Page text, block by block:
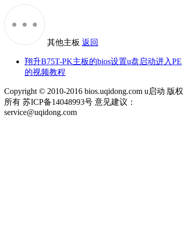
其他主板 返回
翔升B75T-PK主板的bios设置u盘启动进入PE
的视频教程
Copyright © 2010-2016 bios.uqidong.com u启动 版权
所有 苏ICP备14048993号 意见建议：
service@uqidong.com